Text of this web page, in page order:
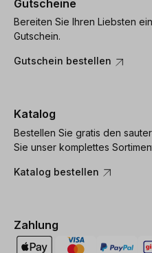
Gutscheine
Bereiten Sie Ihren Liebsten
Gutschein.
Gutschein bestellen
Katalog
Bestellen Sie gratis den
Sie unser komplettes
Katalog bestellen
Zahlung